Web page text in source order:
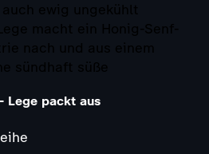
ewig ungekühlt
macht ein Honig-Senf-
nach und aus einem
sündhaft süße
Lege packt aus